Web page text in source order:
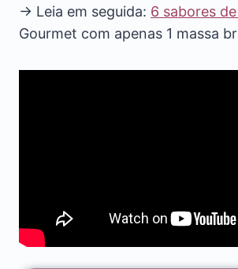
→ Leia em seguida: 6 sabores
Gourmet com apenas 1 massa